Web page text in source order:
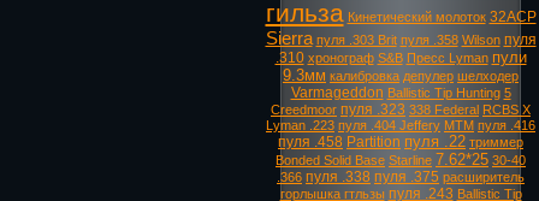
гильза Кинетический молоток 32ACP
Sierra пуля .303 Brit пуля .358 Wilson пуля
.310 хронограф S&B Пресс Lyman пули
9.3мм калибровка депулер шелходер
Varmageddon Ballistic Tip Hunting 5
Creedmoor пуля .323 338 Federal RCBS X
Lyman .223 пуля .404 Jeffery MTM пуля .416
пуля .458 Partition пуля .22 триммер
Bonded Solid Base Starline 7.62*25 30-40
.366 пуля .338 пуля .375 расширитель
горлышка гтльзы пуля .243 Ballistic Tip